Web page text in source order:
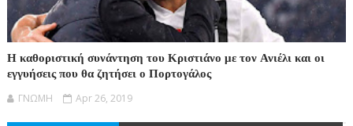
Η καθοριστική συνάντηση του Κριστιάνο με τον Ανιέλι και οι
εγγυήσεις που θα ζητήσει ο Πορτογάλος
ΓΝΩΜΗ Apr 26, 2019